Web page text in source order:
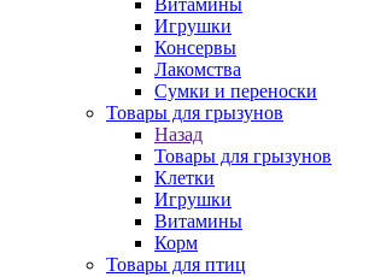
Игрушки
Консервы
Лакомства
Сумки и переноски
Товары для грызунов
Назад
Товары для грызунов
Клетки
Игрушки
Витамины
Корм
Товары для птиц